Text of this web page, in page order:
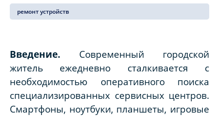
ремонт устройств
Введение. Современный городской
житель ежедневно сталкивается с
необходимостью оперативного поиска
специализированных сервисных центров.
Смартфоны, ноутбуки, планшеты, игровые